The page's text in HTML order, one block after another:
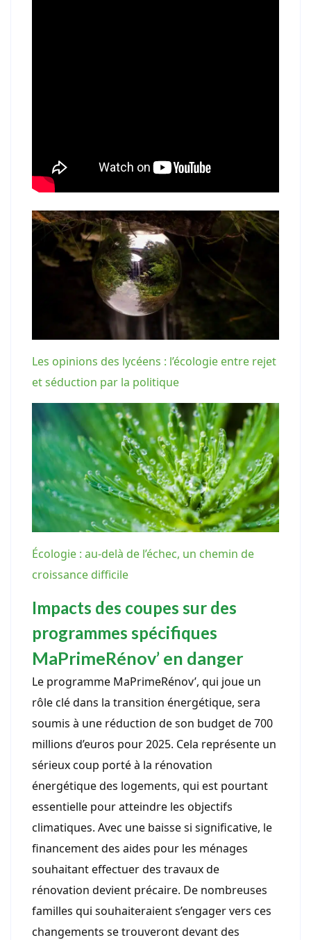
Les opinions des lycéens : l’écologie entre rejet
et séduction par la politique
Écologie : au-delà de l’échec, un chemin de
croissance difficile
Impacts des coupes sur des
programmes spécifiques
MaPrimeRénov’ en danger
Le programme MaPrimeRénov’, qui joue un
rôle clé dans la transition énergétique, sera
soumis à une réduction de son budget de 700
millions d’euros pour 2025. Cela représente un
sérieux coup porté à la rénovation
énergétique des logements, qui est pourtant
essentielle pour atteindre les objectifs
climatiques. Avec une baisse si significative, le
financement des aides pour les ménages
souhaitant effectuer des travaux de
rénovation devient précaire. De nombreuses
familles qui souhaiteraient s’engager vers ces
changements se trouveront devant des